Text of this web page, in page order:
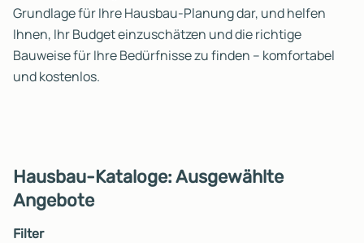
Grundlage für Ihre Hausbau-Planung dar, und helfen
Ihnen, Ihr Budget einzuschätzen und die richtige
Bauweise für Ihre Bedürfnisse zu finden – komfortabel
und kostenlos.
Hausbau-Kataloge: Ausgewählte
Angebote
Filter